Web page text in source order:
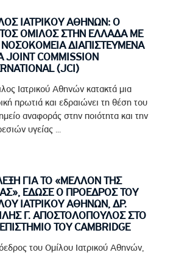
ΙΑΤΡΙΚΟΥ ΑΘΗΝΩΝ: Ο
ΟΜΙΛΟΣ ΣΤΗΝ ΕΛΛΑΔΑ ΜΕ
ΔΙΑΠΙΣΤΕΥΜΕΝΑ
JOINT COMMISSION
(JCI)
Ιατρικού Αθηνών κατακτά μια
πρωτιά και εδραιώνει τη θέση του
αναφοράς στην ποιότητα και την
υγείας ...
ΓΙΑ ΤΟ «ΜΕΛΛΟΝ ΤΗΣ
ΕΔΩΣΕ Ο ΠΡΟΕΔΡΟΣ ΤΟΥ
ΙΑΤΡΙΚΟΥ ΑΘΗΝΩΝ, ΔΡ.
Γ. ΑΠΟΣΤΟΛΟΠΟΥΛΟΣ ΣΤΟ
ΤΟΥ CAMBRIDGE
του Ομίλου Ιατρικού Αθηνών,